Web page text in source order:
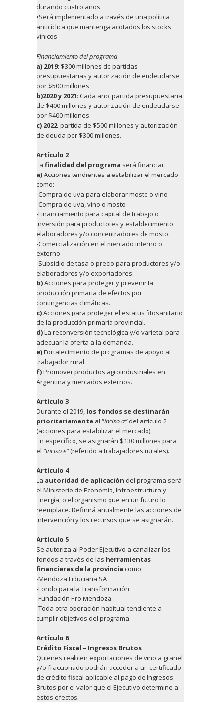
durando cuatro años
•Será implementado a través de una política
anticíclica que mantenga acotados los stocks
vínicos
Financiamiento del programa
a) 2019: $300 millones de partidas
presupuestarias y autorización de endeudarse
por $500 millones
b)2020 y 2021: Cada año, partida presupuestaria
de $400 millones y autorización de endeudarse
por $400 millones
c) 2022: partida de $500 millones y autorización
de deuda por $300 millones.
Artículo 2
La finalidad del programa será financiar:
a)Acciones tendientes a estabilizar el mercado
como:
-Compra de uva para elaborar mosto o vino
-Compra de uva, vino o mosto
-Financiamiento para capital de trabajo o
inversión para productores y establecimiento
elaboradores y/o concentradores de mosto.
-Comercialización en el mercado interno o
externo
-Subsidio de tasa o precio para productores y/o
elaboradores y/o exportadores.
b)Acciones para proteger y prevenir la
producción primaria de efectos por
contingencias climáticas.
c)Acciones para proteger el estatus fitosanitario
de la producción primaria provincial.
d)La reconversión tecnológica y/o varietal para
adecuar la oferta a la demanda.
e)Fortalecimiento de programas de apoyo al
trabajador rural.
f)Promover productos agroindustriales en
Argentina y mercados externos.
Artículo 3
Durante el 2019, los fondos se destinarán
prioritariamente al “inciso a”del artículo 2
(acciones para estabilizar el mercado).
En específico, se asignarán $130 millones para
el “inciso e”(referido a trabajadores rurales).
Artículo 4
La autoridad de aplicación del programa será
el Ministerio de Economía, Infraestructura y
Energía, o el organismo que en un futuro lo
reemplace. Definirá anualmente las acciones de
intervención y los recursos que se asignarán.
Artículo 5
Se autoriza al Poder Ejecutivo a canalizar los
fondos a través de las herramientas
financieras de la provincia como:
-Mendoza Fiduciaria SA
-Fondo para la Transformación
-Fundación Pro Mendoza
-Toda otra operación habitual tendiente a
cumplir objetivos del programa.
Artículo 6
Crédito Fiscal – Ingresos Brutos
Quienes realicen exportaciones de vino a granel
y/o fraccionado podrán acceder a un certificado
de crédito fiscal aplicable al pago de Ingresos
Brutos por el valor que el Ejecutivo determine a
estos efectos.